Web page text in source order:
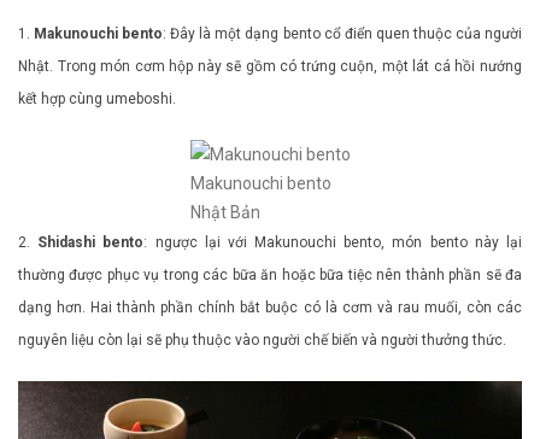
1. Makunouchi bento: Đây là một dạng bento cổ điển quen thuộc của người
Nhật. Trong món cơm hộp này sẽ gồm có trứng cuộn, một lát cá hồi nướng
kết hợp cùng umeboshi.
Makunouchi bento
Nhật Bản
2. Shidashi bento: ngược lại với Makunouchi bento, món bento này lại
thường được phục vụ trong các bữa ăn hoặc bữa tiệc nên thành phần sẽ đa
dạng hơn. Hai thành phần chính bắt buộc có là cơm và rau muối, còn các
nguyên liệu còn lại sẽ phụ thuộc vào người chế biến và người thưởng thức.